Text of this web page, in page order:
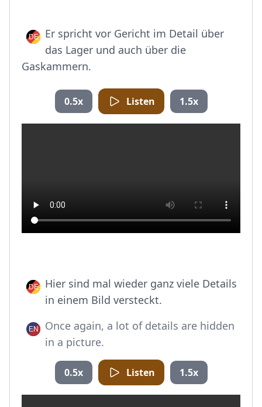
Er spricht vor Gericht im Detail über
das Lager und auch über die
Gaskammern.
0.5x Listen 1.5x
Hier sind mal wieder ganz viele Details
in einem Bild versteckt.
Once again, a lot of details are hidden
in a picture.
0.5x Listen 1.5x